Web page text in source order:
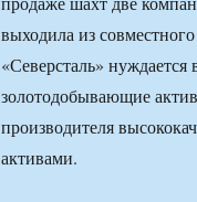
выходила из
«Северсталь» нуждается
золотодобывающие
производителя
активами.